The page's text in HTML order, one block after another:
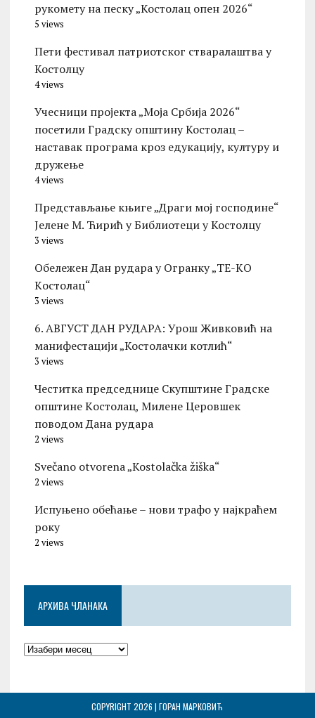
рукомету на песку „Костолац опен 2026“
5 views
Пети фестивал патриотског стваралаштва у
Костолцу
4 views
Учесници пројекта „Моја Србија 2026“
посетили Градску општину Костолац –
наставак програма кроз едукацију, културу и
дружење
4 views
Представљање књиге „Драги мој господине“
Јелене М. Ћирић у Библиотеци у Костолцу
3 views
Обележен Дан рудара у Огранку „ТЕ-KО
Kостолац“
3 views
6. АВГУСТ ДАН РУДАРА: Урош Живковић на
манифестацији „Костолачки котлић“
3 views
Честитка председнице Скупштине Градске
општине Kостолац, Милене Церовшек
поводом Дана рудара
2 views
Svečano otvorena „Kostolačka žiška“
2 views
Испуњено обећање – нови трафо у најкраћем
року
2 views
АРХИВА ЧЛАНАКА
COPYRIGHT 2026 | ГОРАН МАРКОВИЋ